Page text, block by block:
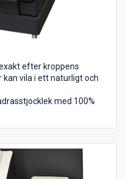
efter kroppens
kan vila i ett naturligt och
mjuk säng med bästa
TM Exklusiv är
med 100%